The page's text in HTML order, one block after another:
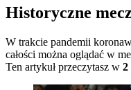
Historyczne
W trakcie pandemii
całości można oglądać w
Ten artykuł przeczytasz w 2